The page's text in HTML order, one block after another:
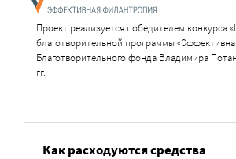
Проект реализуется победителем конкурса
благотворительной программы
Благотворительного фонда Владимира
гг.
Как расходуются средства